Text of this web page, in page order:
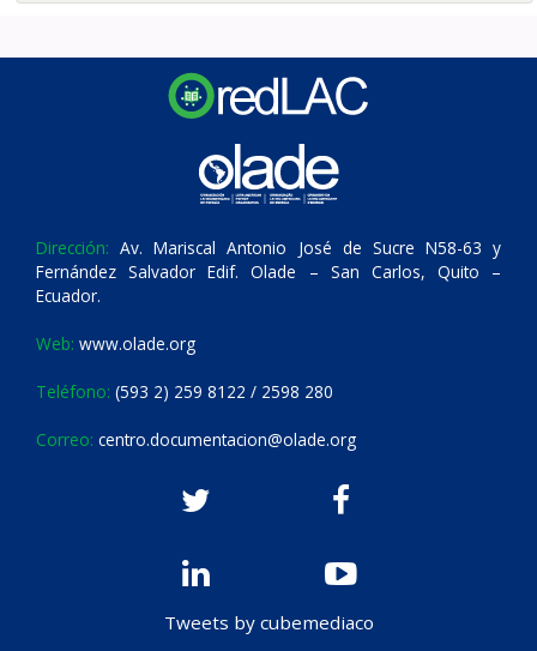
Dirección: Av. Mariscal Antonio José de Sucre N58-63 y
Fernández Salvador Edif. Olade – San Carlos, Quito –
Ecuador.
Web: www.olade.org
Teléfono: (593 2) 259 8122 / 2598 280
Correo: centro.documentacion@olade.org
Tweets by cubemediaco